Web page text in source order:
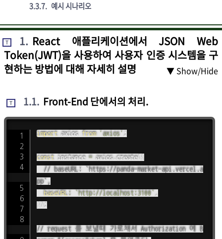
3.3.7. 예시 시나리오
T 1. React 애플리케이션에서 JSON Web
Token(JWT)을 사용하여 사용자 인증 시스템을 구
현하는 방법에 대해 자세히 설명
▼ Show/Hide
T 1.1. Front-End 단에서의 처리.
import axios from 'axios' ;
const instance = axios .create( {
// baseURL: `https://panda-market-api.vercel.a
pp`,
baseURL : `http://localhost:3100` ,
} ) ;
// request 를 보낼때 가로채서 Authorization 에 B